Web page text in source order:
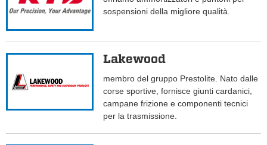
sospensioni della migliore qualità.
Lakewood
membro del gruppo Prestolite. Nato dalle
corse sportive, fornisce giunti cardanici,
campane frizione e componenti tecnici
per la trasmissione.